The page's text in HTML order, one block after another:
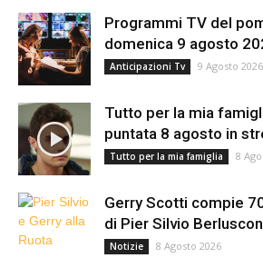
Programmi TV del
domenica 9 agosto
Anticipazioni Tv 9 Agosto 2026
Tutto per la mia
puntata 8 agosto in
Tutto per la mia famiglia 8
Gerry Scotti compie
di Pier Silvio
Notizie 8 Agosto 2026